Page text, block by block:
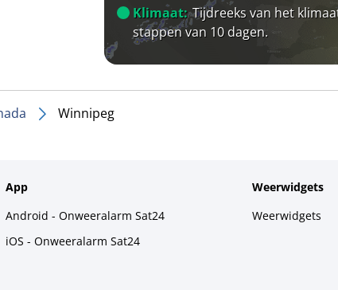
Klimaat: Tijdreeks van het
stappen van 10 dagen.
Winnipeg
App
Android - Onweeralarm Sat24
iOS - Onweeralarm Sat24
Weerwidgets
Weerwidgets